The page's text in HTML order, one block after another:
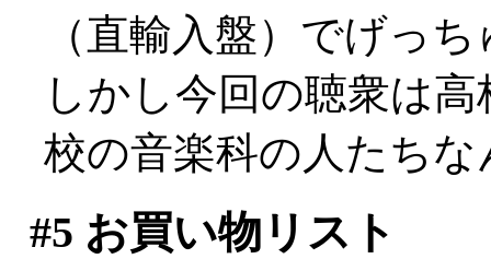
（直輸入盤）でげっ
しかし今回の聴衆は
校の音楽科の人たち
#5 お買い物リスト